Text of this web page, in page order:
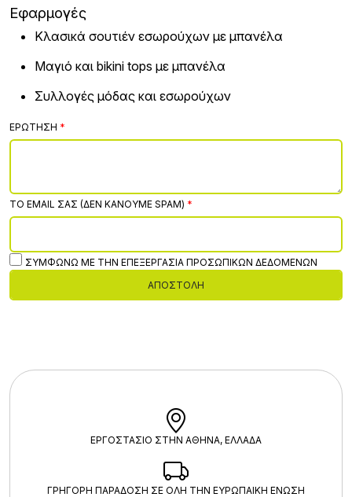
Εφαρμογές
Κλασικά σουτιέν εσωρούχων με μπανέλα
Μαγιό και bikini tops με μπανέλα
Συλλογές μόδας και εσωρούχων
ΕΡΏΤΗΣΗ
ΤΟ EMAIL ΣΑΣ (ΔΕΝ ΚΆΝΟΥΜΕ SPAM)
ΣΥΜΦΩΝΏ ΜΕ ΤΗΝ ΕΠΕΞΕΡΓΑΣΊΑ ΠΡΟΣΩΠΙΚΏΝ ΔΕΔΟΜΈΝΩΝ
ΑΠΟΣΤΟΛΉ
ΕΡΓΟΣΤΑΣΙΟ ΣΤΗΝ ΑΘΗΝΑ, ΕΛΛΑΔΑ
ΓΡΗΓΟΡΗ ΠΑΡΑΔΟΣΗ ΣΕ ΟΛΗ ΤΗΝ ΕΥΡΩΠΑΙΚΗ ΕΝΩΣΗ